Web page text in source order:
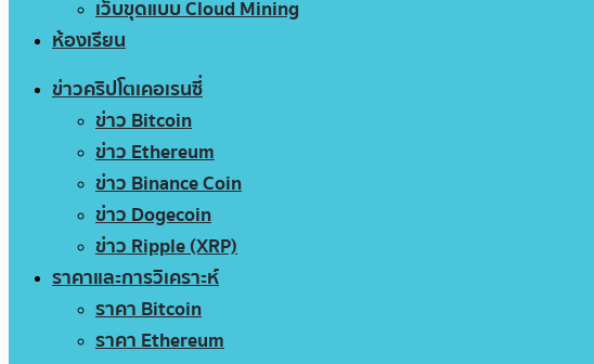
เว็บขุดแบบ Cloud Mining
ห้องเรียน
ข่าวคริปโตเคอเรนซี่
ข่าว Bitcoin
ข่าว Ethereum
ข่าว Binance Coin
ข่าว Dogecoin
ข่าว Ripple (XRP)
ราคาและการวิเคราะห์
ราคา Bitcoin
ราคา Ethereum